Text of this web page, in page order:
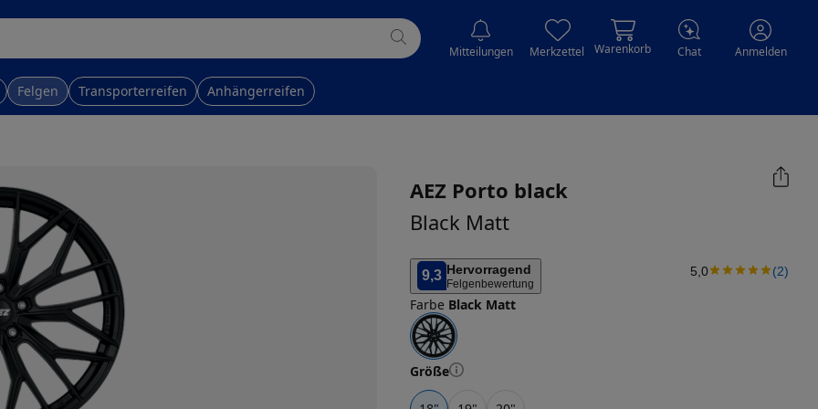
Mitteilungen Merkzettel Warenkorb Chat Anmelden
Felgen Transporterreifen Anhängerreifen
AEZ Porto black
Black Matt
9,3 Hervorragend
Felgenbewertung
5,0 (2)
Farbe Black Matt
Größe